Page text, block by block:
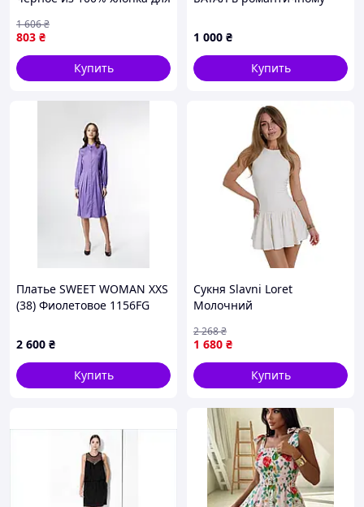
ярким принтом и
свободным фасоном
803 ₴
1 606₴
Купить
1 000 ₴
Купить
Платье SWEET WOMAN XXS
(38) Фиолетовое 1156FG
2 600 ₴
Купить
Сукня Slavni Loret
Молочний
1 680 ₴
2 268₴
Купить